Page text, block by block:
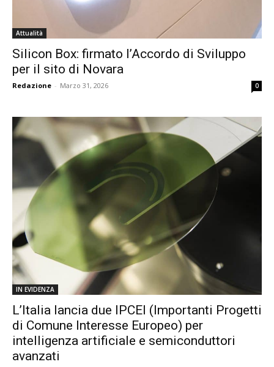
Attualità
Silicon Box: firmato l’Accordo di Sviluppo
per il sito di Novara
Redazione - Marzo 31, 2026 0
IN EVIDENZA
L’Italia lancia due IPCEI (Importanti Progetti
di Comune Interesse Europeo) per
intelligenza artificiale e semiconduttori
avanzati